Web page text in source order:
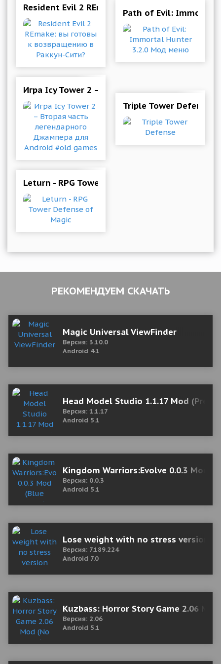
Resident Evil 2 REmake: вы готовы к
Path of Evil: Immortal
Игра Icy Tower 2 – Вторая часть
Triple Tower Defense
Leturn - RPG Tower Defense of Magic
РЕКОМЕНДУЕМ СКАЧАТЬ
Magic Universal ViewFinder
Версия: 3.10.0
Android 4.1
Head Model Studio 1.1.17 Mod
Версия: 1.1.17
Android 5.1
Kingdom Warriors:Evolve 0.0.3 Mod
Версия: 0.0.3
Android 5.1
Lose weight with no stress version
Версия: 7.189.224
Android 7.0
Kuzbass: Horror Story Game 2.06
Версия: 2.06
Android 5.1